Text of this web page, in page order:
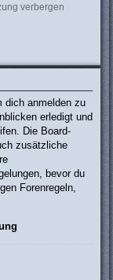
verbergen
dich anmelden zu
erledigt und
Die Board-
zusätzliche
bevor du
Forenregeln,